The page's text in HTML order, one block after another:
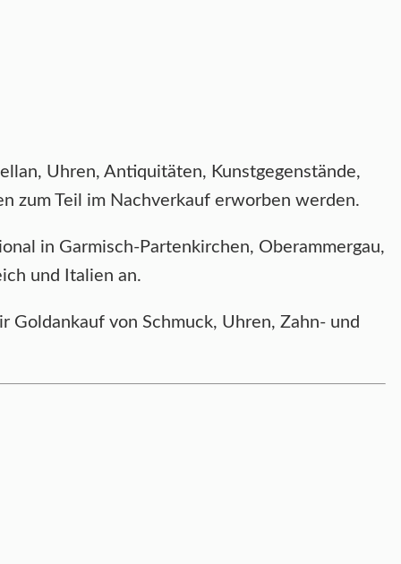
Uhren, Antiquitäten, Kunstgegenstände,
zum Teil im Nachverkauf erworben werden.
in Garmisch-Partenkirchen, Oberammergau,
und Italien an.
Goldankauf von Schmuck, Uhren, Zahn- und